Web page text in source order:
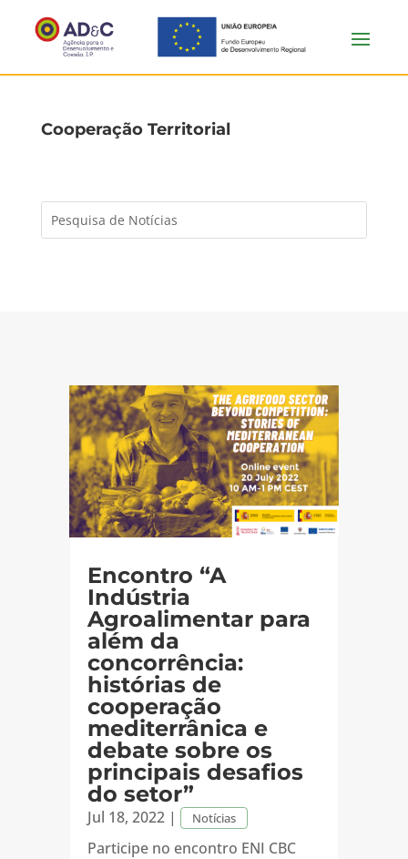
Cooperação Territorial
Encontro “A
Indústria
Agroalimentar para
além da
concorrência:
histórias de
cooperação
mediterrânica e
debate sobre os
principais desafios
do setor”
Jul 18, 2022| Notícias
Participe no encontro ENI CBC